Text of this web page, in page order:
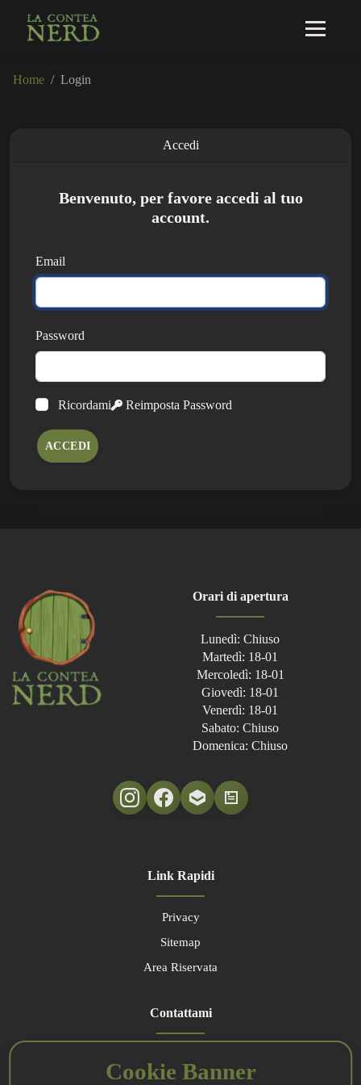
Home Login
Accedi
Benvenuto, per favore accedi al tuo
account.
Email
Password
Ricordami Reimposta Password
ACCEDI
Cookie Banner
Orari di apertura
Lunedì: Chiuso
Martedì: 18-01
Mercoledì: 18-01
Giovedì: 18-01
Venerdì: 18-01
Sabato: Chiuso
Domenica: Chiuso
Link Rapidi
Privacy
Sitemap
Area Riservata
Contattami
laconteanerd@gmail.com